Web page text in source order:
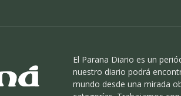
El Parana Diario es un
nuestro diario podrá
mundo desde una mirada